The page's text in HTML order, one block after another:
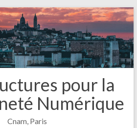
pour la
Numérique
Cnam, Paris